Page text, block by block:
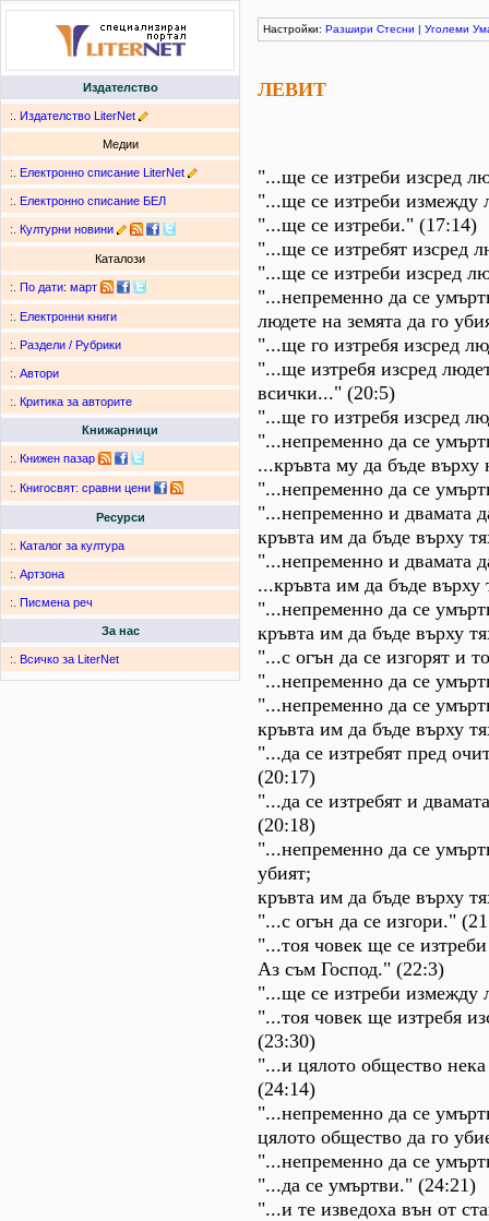
Издателство
:. Издателство LiterNet
Медии
:. Електронно списание LiterNet
:. Електронно списание БЕЛ
:. Културни новини
Каталози
:. По дати: март
:. Електронни книги
:. Раздели / Рубрики
:. Автори
:. Критика за авторите
Книжарници
:. Книжен пазар
:. Книгосвят: сравни цени
Ресурси
:. Каталог за култура
:. Артзона
:. Писмена реч
За нас
:. Всичко за LiterNet
Настройки: Разшири Стесни | Уголеми
ЛЕВИТ
"...ще се изтреби изсред
"...ще се изтреби измежду
"...ще се изтреби." (17:14)
"...ще се изтребят изсред
"...ще се изтреби изсред
"...непременно да се
людете на земята да го
"...ще го изтребя изсред
"...ще изтребя изсред
всички..." (20:5)
"...ще го изтребя изсред
"...непременно да се
...кръвта му да бъде върху
"...непременно да се
"...непременно и двамата
кръвта им да бъде върху
"...непременно и двамата
...кръвта им да бъде върху
"...непременно да се
кръвта им да бъде върху
"...с огън да се изгорят и
"...непременно да се
"...непременно да се
кръвта им да бъде върху
"...да се изтребят пред
(20:17)
"...да се изтребят и
(20:18)
"...непременно да се
убият;
кръвта им да бъде върху
"...с огън да се изгори."
"...тоя човек ще се
Аз съм Господ." (22:3)
"...ще се изтреби измежду
"...тоя човек ще изтребя
(23:30)
"...и цялото общество
(24:14)
"...непременно да се
цялото общество да го
"...непременно да се
"...да се умъртви." (24:21)
"...и те изведоха вън от